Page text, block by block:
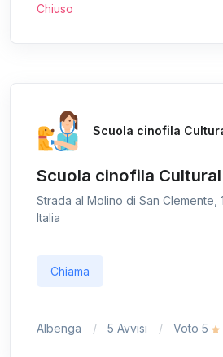
Chiuso
Scuola cinofila
Scuola cinofila
Strada al Molino di San Clemente,
Italia
Chiama
Albenga 5 Avvisi Voto 5